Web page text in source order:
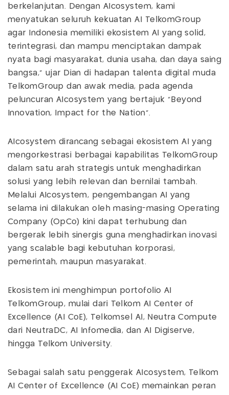
berkelanjutan. Dengan AIcosystem, kami
menyatukan seluruh kekuatan AI TelkomGroup
agar Indonesia memiliki ekosistem AI yang solid,
terintegrasi, dan mampu menciptakan dampak
nyata bagi masyarakat, dunia usaha, dan daya saing
bangsa," ujar Dian di hadapan talenta digital muda
TelkomGroup dan awak media, pada agenda
peluncuran AIcosystem yang bertajuk “Beyond
Innovation, Impact for the Nation".
AIcosystem dirancang sebagai ekosistem AI yang
mengorkestrasi berbagai kapabilitas TelkomGroup
dalam satu arah strategis untuk menghadirkan
solusi yang lebih relevan dan bernilai tambah.
Melalui AIcosystem, pengembangan AI yang
selama ini dilakukan oleh masing-masing Operating
Company (OpCo) kini dapat terhubung dan
bergerak lebih sinergis guna menghadirkan inovasi
yang scalable bagi kebutuhan korporasi,
pemerintah, maupun masyarakat.
Ekosistem ini menghimpun portofolio AI
TelkomGroup, mulai dari Telkom AI Center of
Excellence (AI CoE), Telkomsel AI, Neutra Compute
dari NeutraDC, AI Infomedia, dan AI Digiserve,
hingga Telkom University.
Sebagai salah satu penggerak AIcosystem, Telkom
AI Center of Excellence (AI CoE) memainkan peran